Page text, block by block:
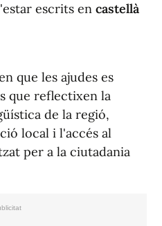
escrits en castellà
que les ajudes es
que reflectixen la
de la regió,
local i l'accés al
per a la ciutadania